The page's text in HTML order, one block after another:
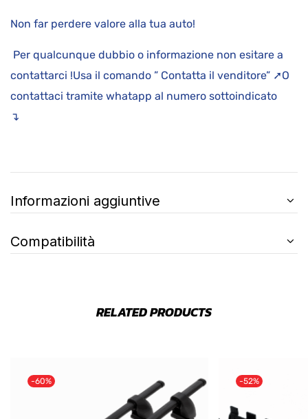
Non far perdere valore alla tua auto!
Per qualcunque dubbio o informazione non esitare a
contattarci !Usa il comando ” Contatta il venditore” ➚O
contattaci tramite whatapp al numero sottoindicato
↴
Informazioni aggiuntive
Compatibilità
RELATED PRODUCTS
-60% -52%